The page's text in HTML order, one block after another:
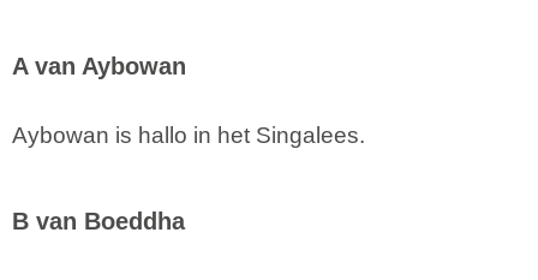
A van Aybowan
Aybowan is hallo in het Singalees.
B van Boeddha